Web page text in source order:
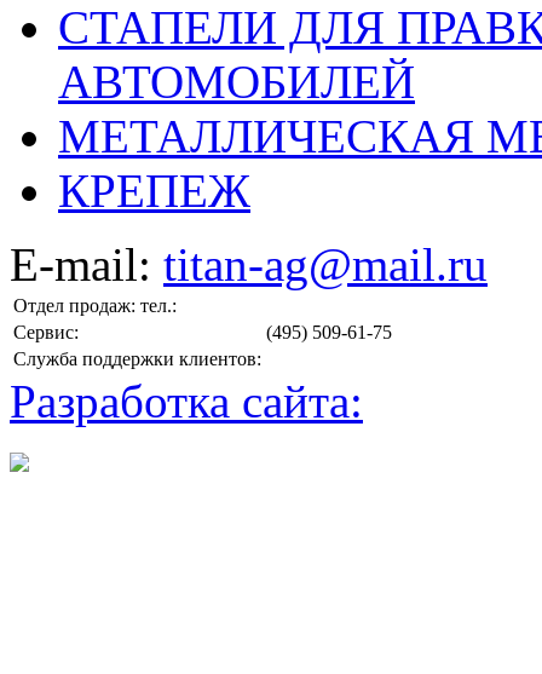
СТАПЕЛИ ДЛЯ
АВТОМОБИЛЕЙ
МЕТАЛЛИЧЕСКАЯ
КРЕПЕЖ
E-mail: titan-ag@mail.ru
Отдел продаж: тел.:
(495) 509-61-75
Сервис:
Служба поддержки клиентов:
Разработка сайта: